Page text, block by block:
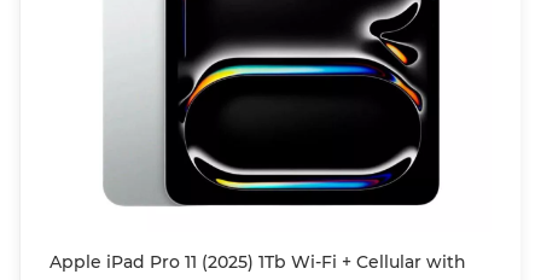
Apple iPad Pro 11 (2025) 1Tb Wi-Fi + Cellular with